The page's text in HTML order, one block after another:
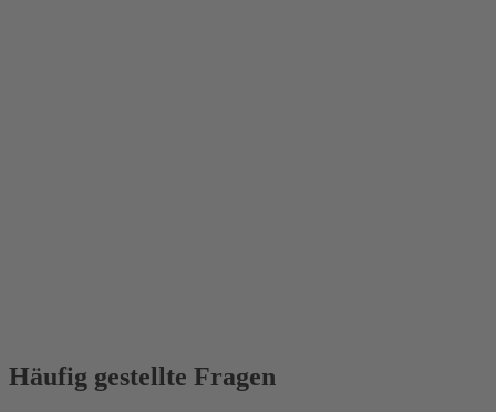
Häufig gestellte Fragen